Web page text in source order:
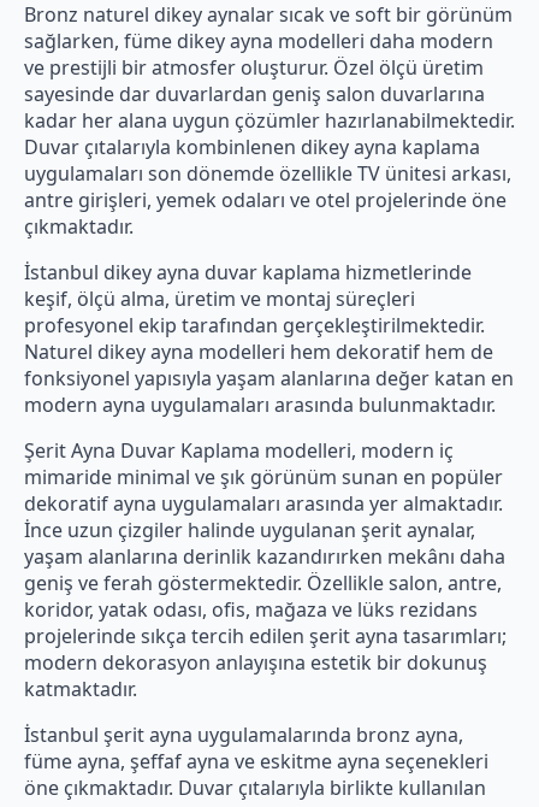
Bronz naturel dikey aynalar sıcak ve soft bir görünüm
sağlarken, füme dikey ayna modelleri daha modern
ve prestijli bir atmosfer oluşturur. Özel ölçü üretim
sayesinde dar duvarlardan geniş salon duvarlarına
kadar her alana uygun çözümler hazırlanabilmektedir.
Duvar çıtalarıyla kombinlenen dikey ayna kaplama
uygulamaları son dönemde özellikle TV ünitesi arkası,
antre girişleri, yemek odaları ve otel projelerinde öne
çıkmaktadır.
İstanbul dikey ayna duvar kaplama hizmetlerinde
keşif, ölçü alma, üretim ve montaj süreçleri
profesyonel ekip tarafından gerçekleştirilmektedir.
Naturel dikey ayna modelleri hem dekoratif hem de
fonksiyonel yapısıyla yaşam alanlarına değer katan en
modern ayna uygulamaları arasında bulunmaktadır.
Şerit Ayna Duvar Kaplama modelleri, modern iç
mimaride minimal ve şık görünüm sunan en popüler
dekoratif ayna uygulamaları arasında yer almaktadır.
İnce uzun çizgiler halinde uygulanan şerit aynalar,
yaşam alanlarına derinlik kazandırırken mekânı daha
geniş ve ferah göstermektedir. Özellikle salon, antre,
koridor, yatak odası, ofis, mağaza ve lüks rezidans
projelerinde sıkça tercih edilen şerit ayna tasarımları;
modern dekorasyon anlayışına estetik bir dokunuş
katmaktadır.
İstanbul şerit ayna uygulamalarında bronz ayna,
füme ayna, şeffaf ayna ve eskitme ayna seçenekleri
öne çıkmaktadır. Duvar çıtalarıyla birlikte kullanılan